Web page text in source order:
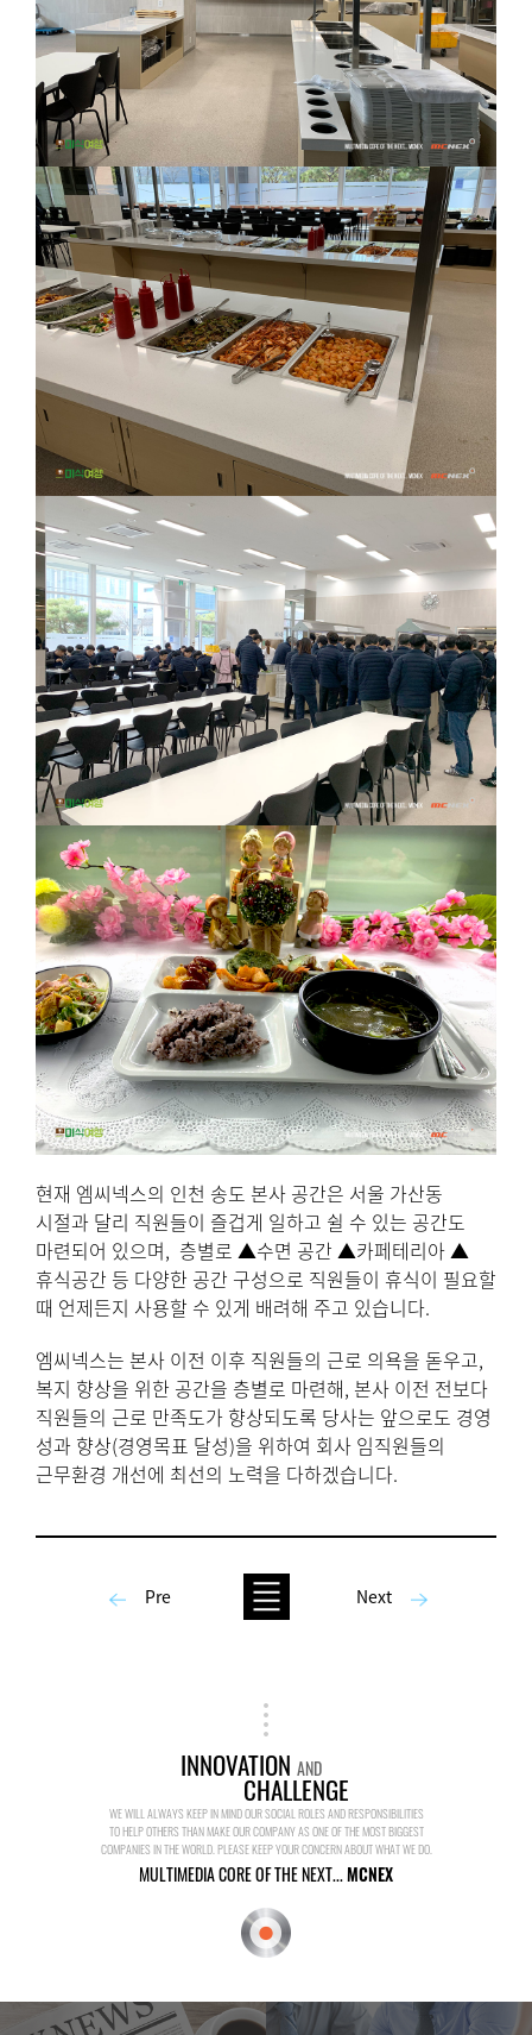
현재 엠씨넥스의 인천 송도 본사 공간은 서울 가산동
시절과 달리 직원들이 즐겁게 일하고 쉴 수 있는 공간도
마련되어 있으며, 층별로 ▲수면 공간 ▲카페테리아 ▲
휴식공간 등 다양한 공간 구성으로 직원들이 휴식이 필요할
때 언제든지 사용할 수 있게 배려해 주고 있습니다.
엠씨넥스는 본사 이전 이후 직원들의 근로 의욕을 돋우고,
복지 향상을 위한 공간을 층별로 마련해, 본사 이전 전보다
직원들의 근로 만족도가 향상되도록 당사는 앞으로도 경영
성과 향상(경영목표 달성)을 위하여 회사 임직원들의
근무환경 개선에 최선의 노력을 다하겠습니다.
Pre Next
INNOVATION AND
CHALLENGE
WE WILL ALWAYS KEEP IN MIND OUR SOCIAL ROLES AND RESPONSIBILITIES
TO HELP OTHERS THAN MAKE OUR COMPANY AS ONE OF THE MOST BIGGEST
COMPANIES IN THE WORLD. PLEASE KEEP YOUR CONCERN ABOUT WHAT WE DO.
MULTIMEDIA CORE OF THE NEXT...MCNEX